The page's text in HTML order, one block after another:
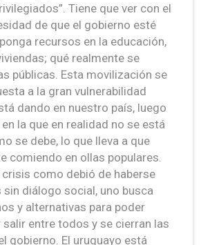
Tiene que ver con el
de que el gobierno esté
recursos en la educación,
qué realmente se
públicas. Esta movilización se
a la gran vulnerabilidad
dando en nuestro país, luego
la que en realidad no se está
se debe, lo que lleva a que
comiendo en ollas populares.
crisis como debió de haberse
sin diálogo social, uno busca
y alternativas para poder
entre todos y se cierran las
gobierno. El uruguayo está